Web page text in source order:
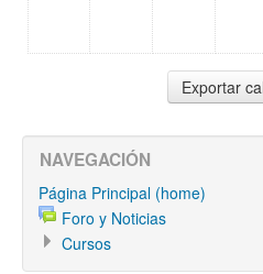
NAVEGACIÓN
Página Principal (home)
Foro y Noticias
Cursos